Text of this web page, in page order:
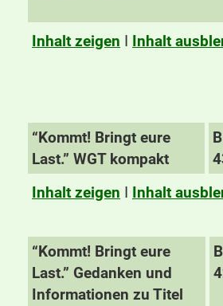
Inhalt zeigen I Inhalt
“Kommt! Bringt eure
Last.” WGT kompakt
B
Inhalt zeigen I Inhalt
“Kommt! Bringt eure
Last.” Gedanken und
Informationen zu Titel
B